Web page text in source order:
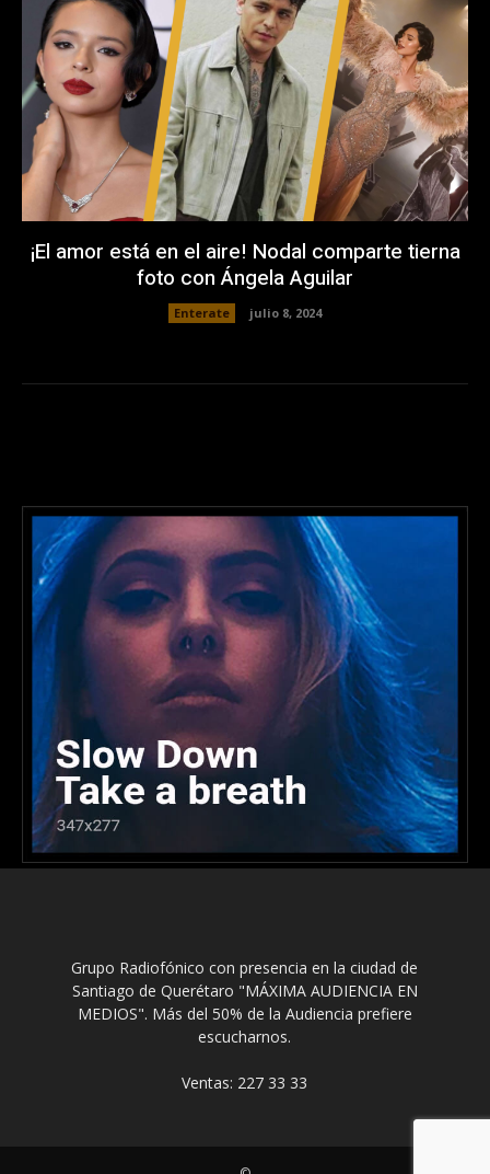
¡El amor está en el aire! Nodal comparte tierna
foto con Ángela Aguilar
Enterate julio 8, 2024
Grupo Radiofónico con presencia en la ciudad de
Santiago de Querétaro "MÁXIMA AUDIENCIA EN
MEDIOS". Más del 50% de la Audiencia prefiere
escucharnos.
Ventas: 227 33 33